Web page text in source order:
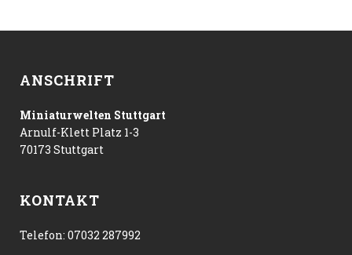
ANSCHRIFT
Miniaturwelten Stuttgart
Arnulf-Klett Platz 1-3
70173 Stuttgart
KONTAKT
Telefon: 07032 287992